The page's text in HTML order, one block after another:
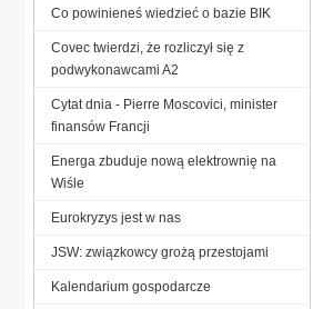
Co powinieneś wiedzieć o bazie BIK
Covec twierdzi, że rozliczył się z
podwykonawcami A2
Cytat dnia - Pierre Moscovici, minister
finansów Francji
Energa zbuduje nową elektrownię na
Wiśle
Eurokryzys jest w nas
JSW: związkowcy grożą przestojami
Kalendarium gospodarcze